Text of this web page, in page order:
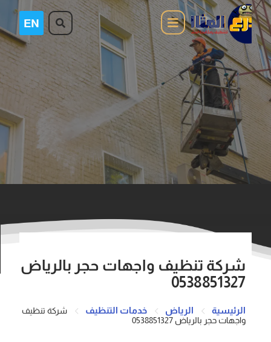
شركة تنظيف واجهات حجر بالرياض
0538851327
الرئيسية الرياض خدمات التنظيف
شركة تنظيف
واجهات حجر بالرياض 0538851327